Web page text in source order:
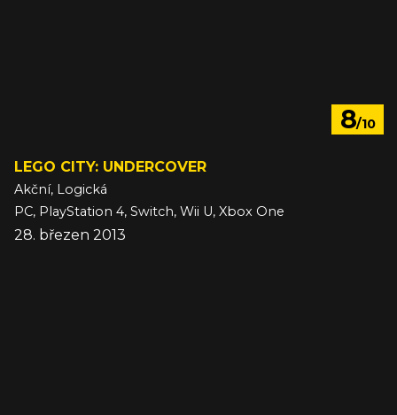
8/10
LEGO CITY: UNDERCOVER
Akční, Logická
PC, PlayStation 4, Switch, Wii U, Xbox One
28. březen 2013